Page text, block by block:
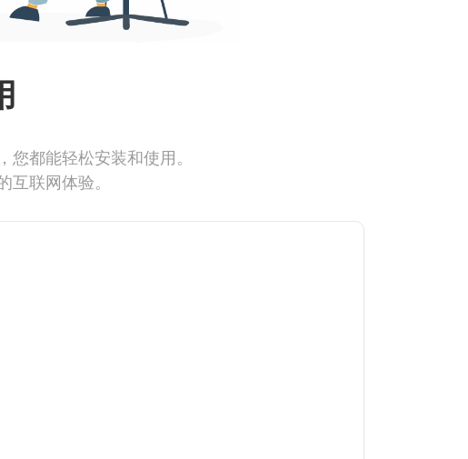
都能轻松安装和使用。
联网体验。